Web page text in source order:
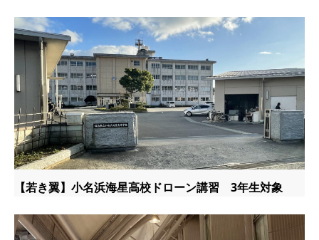
【若き翼】小名浜海星高校ドローン講習 3年生対象